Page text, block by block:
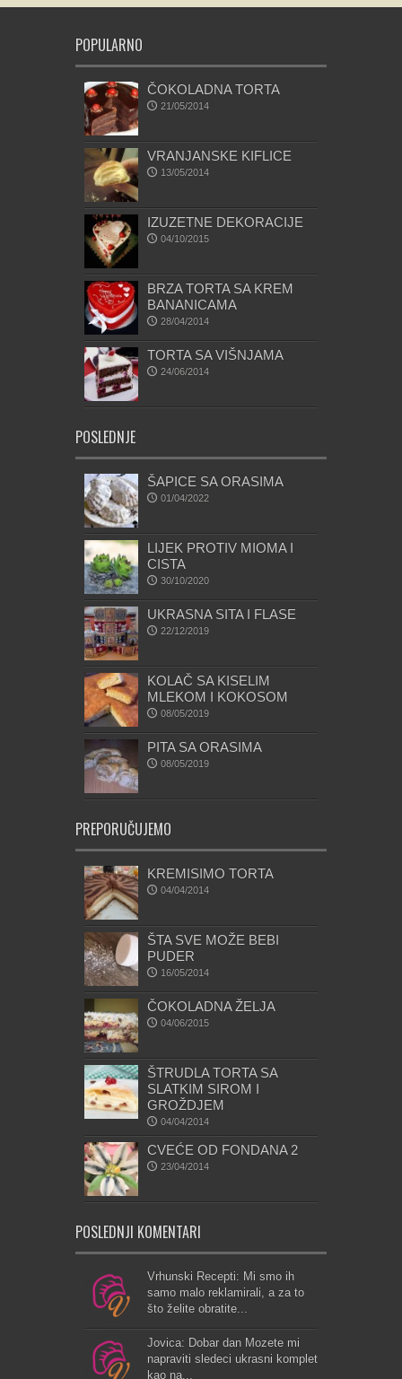
POPULARNO
ČOKOLADNA TORTA
21/05/2014
VRANJANSKE KIFLICE
13/05/2014
IZUZETNE DEKORACIJE
04/10/2015
BRZA TORTA SA KREM
BANANICAMA
28/04/2014
TORTA SA VIŠNJAMA
24/06/2014
POSLEDNJE
ŠAPICE SA ORASIMA
01/04/2022
LIJEK PROTIV MIOMA I
CISTA
30/10/2020
UKRASNA SITA I FLASE
22/12/2019
KOLAČ SA KISELIM
MLEKOM I KOKOSOM
08/05/2019
PITA SA ORASIMA
08/05/2019
PREPORUČUJEMO
KREMISIMO TORTA
04/04/2014
ŠTA SVE MOŽE BEBI
PUDER
16/05/2014
ČOKOLADNA ŽELJA
04/06/2015
ŠTRUDLA TORTA SA
SLATKIM SIROM I
GROŽDJEM
04/04/2014
CVEĆE OD FONDANA 2
23/04/2014
POSLEDNJI KOMENTARI
Vrhunski Recepti: Mi smo ih
samo malo reklamirali, a za to
što želite obratite...
Jovica: Dobar dan Mozete mi
napraviti sledeci ukrasni komplet
kao na...